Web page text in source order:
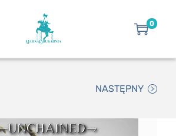
0
NASTĘPNY